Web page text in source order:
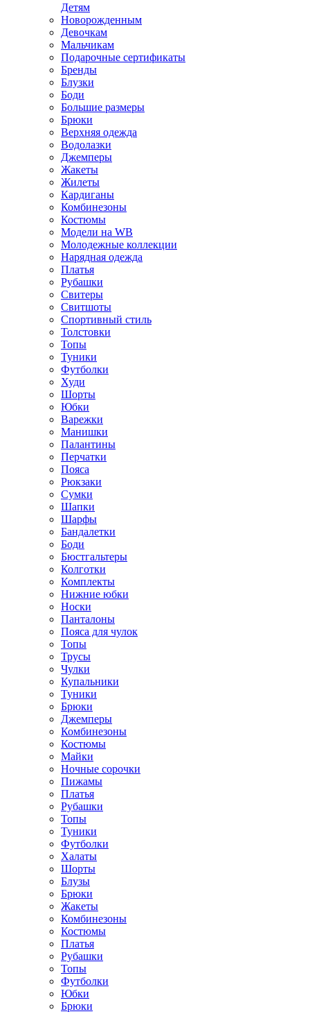
Детям
Новорожденным
Девочкам
Мальчикам
Подарочные сертификаты
Бренды
Блузки
Боди
Большие размеры
Брюки
Верхняя одежда
Водолазки
Джемперы
Жакеты
Жилеты
Кардиганы
Комбинезоны
Костюмы
Модели на WB
Молодежные коллекции
Нарядная одежда
Платья
Рубашки
Свитеры
Свитшоты
Спортивный стиль
Толстовки
Топы
Туники
Футболки
Худи
Шорты
Юбки
Варежки
Манишки
Палантины
Перчатки
Пояса
Рюкзаки
Сумки
Шапки
Шарфы
Бандалетки
Боди
Бюстгальтеры
Колготки
Комплекты
Нижние юбки
Носки
Панталоны
Поясa для чулок
Топы
Трусы
Чулки
Купальники
Туники
Брюки
Джемперы
Комбинезоны
Костюмы
Майки
Ночные сорочки
Пижамы
Платья
Рубашки
Топы
Туники
Футболки
Халаты
Шорты
Блузы
Брюки
Жакеты
Комбинезоны
Костюмы
Платья
Рубашки
Топы
Футболки
Юбки
Брюки